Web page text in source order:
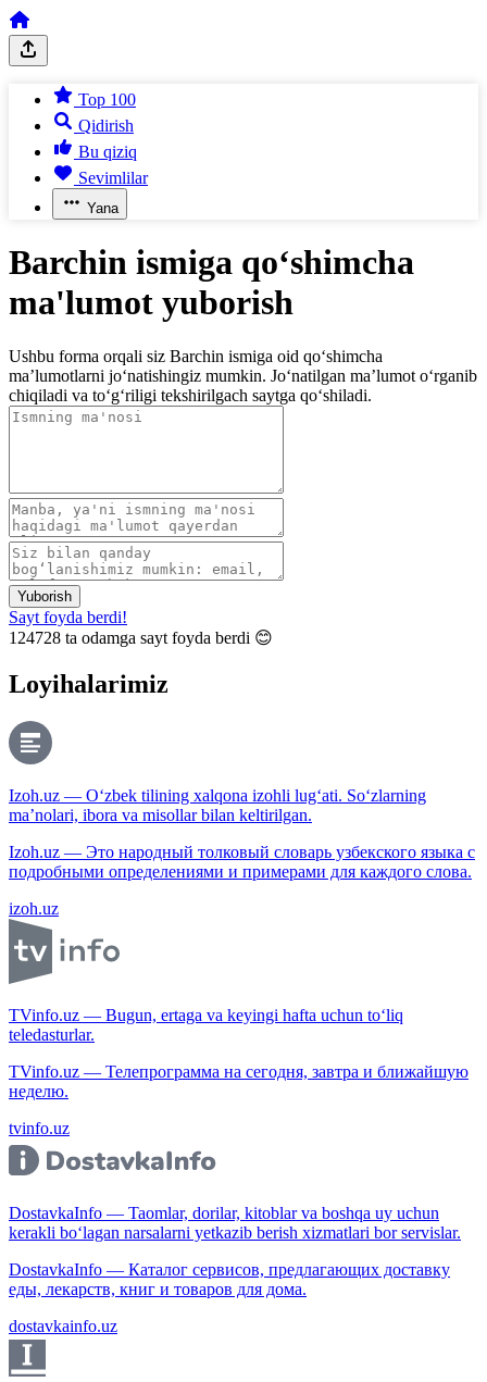
Top 100
Qidirish
Bu qiziq
Sevimlilar
Yana
Barchin ismiga qo‘shimcha
ma'lumot yuborish
Ushbu forma orqali siz Barchin ismiga oid qo‘shimcha
ma’lumotlarni jo‘natishingiz mumkin. Jo‘natilgan ma’lumot o‘rganib
chiqiladi va to‘g‘riligi tekshirilgach saytga qo‘shiladi.
Yuborish
Sayt foyda berdi!
124728 ta odamga sayt foyda berdi 😊
Loyihalarimiz
Izoh.uz — O‘zbek tilining xalqona izohli lug‘ati. So‘zlarning
ma’nolari, ibora va misollar bilan keltirilgan.
Izoh.uz — Это народный толковый словарь узбекского языка с
подробными определениями и примерами для каждого слова.
izoh.uz
TVinfo.uz — Bugun, ertaga va keyingi hafta uchun to‘liq
teledasturlar.
TVinfo.uz — Телепрограмма на сегодня, завтра и ближайшую
неделю.
tvinfo.uz
DostavkaInfo — Taomlar, dorilar, kitoblar va boshqa uy uchun
kerakli bo‘lagan narsalarni yetkazib berish xizmatlari bor servislar.
DostavkaInfo — Каталог сервисов, предлагающих доставку
еды, лекарств, книг и товаров для дома.
dostavkainfo.uz